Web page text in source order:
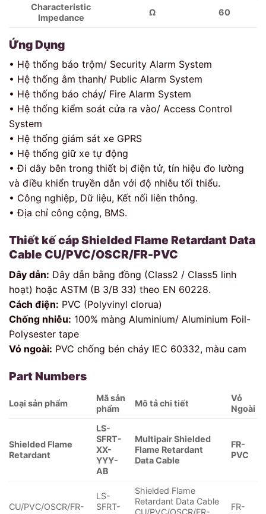
Characteristic
Impedance
Ω 60
Ứng Dụng
• Hệ thống báo trộm/ Security Alarm System
• Hệ thống âm thanh/ Public Alarm System
• Hệ thống báo cháy/ Fire Alarm System
• Hệ thống kiểm soát cửa ra vào/ Access Control
System
• Hệ thống giám sát xe GPRS
• Hệ thống giữ xe tự động
• Đi dây bên trong thiết bị điện tử, tín hiệu đo lường
và điều khiển truyền dẫn với độ nhiễu tối thiểu.
• Công nghiệp, Dữ liệu, Kết nối liên thông.
• Địa chỉ công cộng, BMS.
Thiết kế cápShielded Flame Retardant Data
Cable CU/PVC/OSCR/FR-PVC
Dây dẫn: Dây dẫn bằng đồng (Class2 / Class5 linh
hoạt) hoặc ASTM (B 3/B 33) theo EN 60228.
Cách điện: PVC (Polyvinyl clorua)
Chống nhiễu: 100% màng Aluminium/ Aluminium Foil-
Polysester tape
Vỏ ngoài: PVC chống bén cháy IEC 60332, màu cam
Part Numbers
Loại sản phẩm
Mã sản
phẩm
Mô tả chi tiết
Vỏ
Ngoài
Shielded Flame
Retardant
LS-
SFRT-
XX-
YYY-
AB
Multipair Shielded
Flame Retardant
Data Cable
FR-
PVC
CU/PVC/OSCR/FR-
LS-
SFRT-
Shielded Flame
Retardant Data Cable
FR-